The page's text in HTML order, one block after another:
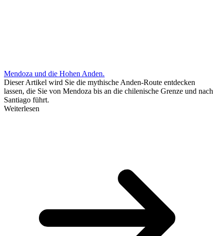
Mendoza und die Hohen Anden.
Dieser Artikel wird Sie die mythische Anden-Route entdecken
lassen, die Sie von Mendoza bis an die chilenische Grenze und nach
Santiago führt.
Weiterlesen